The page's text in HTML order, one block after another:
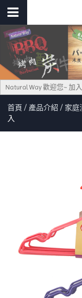
Way 歡迎您~ 加入
首頁 產品介紹 家庭
入